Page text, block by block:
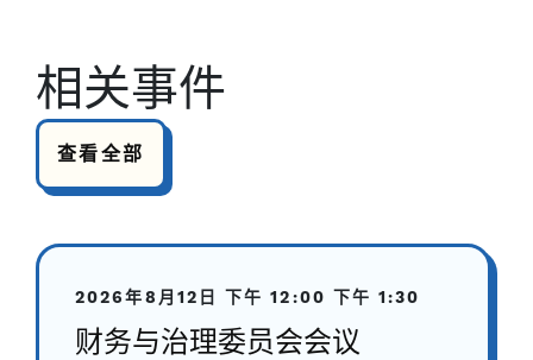
相关事件
查看全部
2026年8月12日 下午 12:00 下午 1:30
财务与治理委员会会议